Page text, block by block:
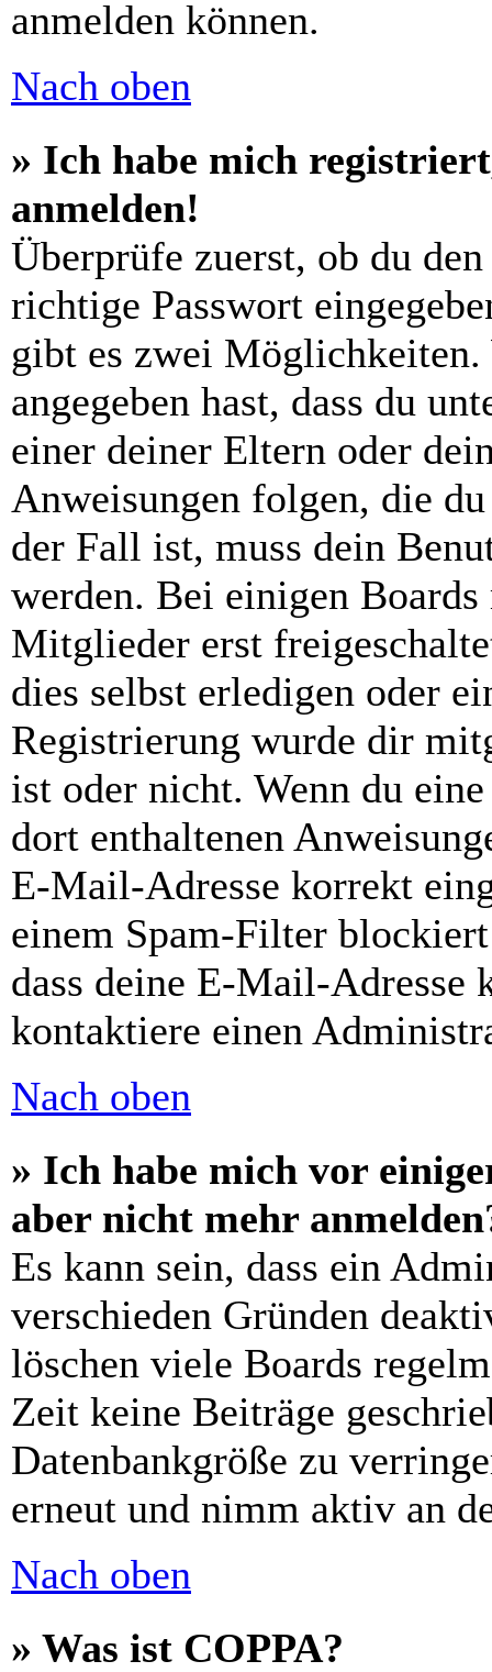
anmelden können.
Nach oben
» Ich habe mich
anmelden!
Überprüfe zuerst, ob du
richtige Passwort
gibt es zwei
angegeben hast, dass du
einer deiner Eltern oder
Anweisungen folgen, die
der Fall ist, muss dein
werden. Bei einigen Boards
Mitglieder erst
dies selbst erledigen oder
Registrierung wurde dir
ist oder nicht. Wenn du
dort enthaltenen
E-Mail-Adresse korrekt
einem Spam-Filter
dass deine E-Mail-Adresse
kontaktiere einen
Nach oben
» Ich habe mich vor
aber nicht mehr
Es kann sein, dass ein
verschieden Gründen
löschen viele Boards
Zeit keine Beiträge
Datenbankgröße zu
erneut und nimm aktiv an
Nach oben
» Was ist COPPA?